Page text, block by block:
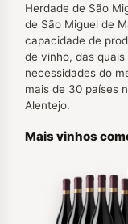
Herdade de São
de São Miguel de
capacidade de
de vinho, das
necessidades do
mais de 30 países
Alentejo.
Mais vinhos